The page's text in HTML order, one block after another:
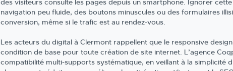
des visiteurs consulte les pages depuis un smartphone. Ignorer
navigation peu fluide, des boutons minuscules ou des formulaires
conversion, même si le trafic est au rendez-vous.
Les acteurs du digital à Clermont rappellent que le responsive
condition de base pour toute création de site internet. L’agence
compatibilité multi‑supports systématique, en veillant à la simplicité